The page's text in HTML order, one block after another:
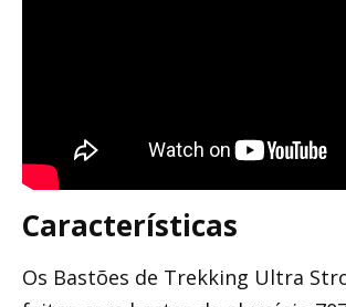
Características
Os Bastões de Trekking Ultra